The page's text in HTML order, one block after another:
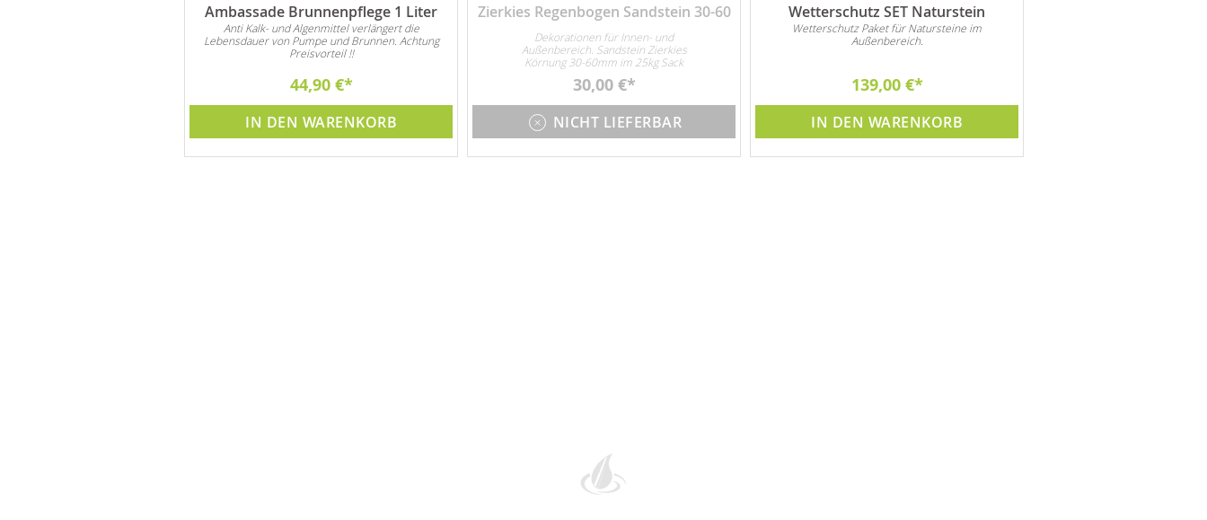
Ambassade Brunnenpflege 1 Liter
Anti Kalk- und Algenmittel verlängert die
Lebensdauer von Pumpe und Brunnen. Achtung
Preisvorteil !!
44,90 €
IN DEN WARENKORB
Zierkies Regenbogen Sandstein 30-60
Dekorationen für Innen- und
Außenbereich. Sandstein Zierkies
Körnung 30-60mm im 25kg Sack
30,00 €
NICHT LIEFERBAR
Wetterschutz SET Naturstein
Wetterschutz Paket für Natursteine im
Außenbereich.
139,00 €
IN DEN WARENKORB